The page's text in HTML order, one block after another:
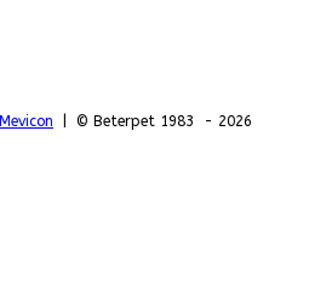
Mevicon | © Beterpet 1983 - 2026